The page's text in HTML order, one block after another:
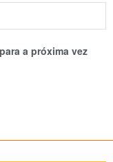
a próxima vez